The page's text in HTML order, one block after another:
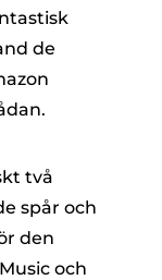
de
två
spår och
den
och